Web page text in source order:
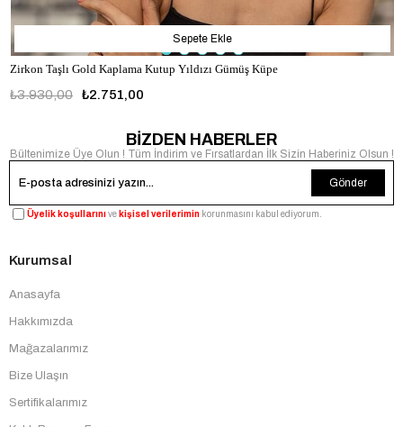
Zirkon Taşlı Gold Kaplama Kutup Yıldızı Gümüş Küpe
₺2.751,00
₺3.930,00
Sepete Ekle
BİZDEN HABERLER
Bültenimize Üye Olun ! Tüm İndirim ve Fırsatlardan İlk Sizin Haberiniz Olsun !
Gönder
Üyelik koşullarınıve kişisel verilerimin korunmasını kabul ediyorum.
Kurumsal
Anasayfa
Hakkımızda
Mağazalarımız
Bize Ulaşın
Sertifikalarımız